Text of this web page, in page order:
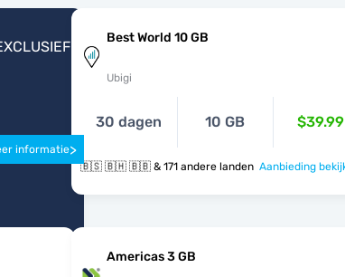
informatie>
Best World 10 GB
Ubigi
30 dagen 10 GB $39.99
🇧🇸 🇧🇭 🇧🇧 & 171 andere landen Aanbieding
Americas 3 GB